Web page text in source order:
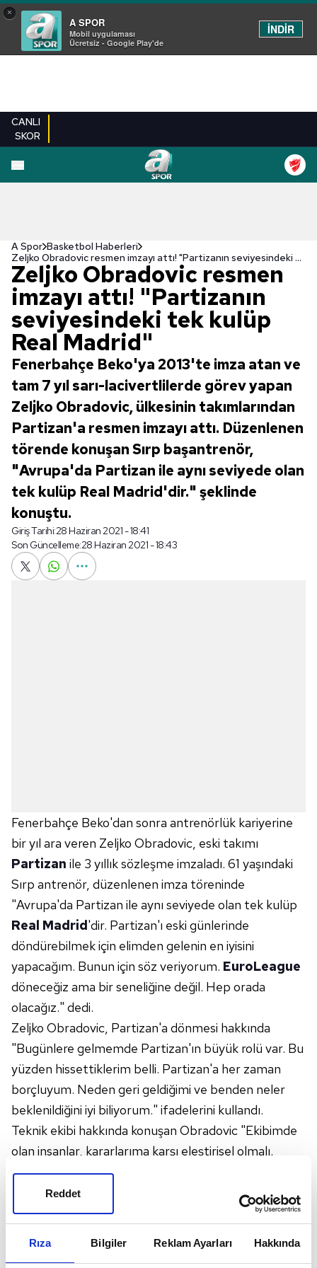
Rıza Bilgiler Reklam Ayarları Hakkında
Reddet
×
A SPOR
Mobil uygulaması
Ücretsiz - Google Play'de
İNDİR
CANLI
SKOR
A Spor Basketbol Haberleri
Zeljko Obradovic resmen imzayı attı! "Partizanın seviyesindeki tek kulüp Real Madrid"
Zeljko Obradovic resmen
imzayı attı! "Partizanın
seviyesindeki tek kulüp
Real Madrid"
Fenerbahçe Beko'ya 2013'te imza atan ve
tam 7 yıl sarı-lacivertlilerde görev yapan
Zeljko Obradovic, ülkesinin takımlarından
Partizan'a resmen imzayı attı. Düzenlenen
törende konuşan Sırp başantrenör,
"Avrupa'da Partizan ile aynı seviyede olan
tek kulüp Real Madrid'dir." şeklinde
konuştu.
Giriş Tarihi:28 Haziran 2021 - 18:41
Son Güncelleme:28 Haziran 2021 - 18:43
Fenerbahçe Beko'dan sonra antrenörlük kariyerine
bir yıl ara veren Zeljko Obradovic, eski takımı
Partizan ile 3 yıllık sözleşme imzaladı. 61 yaşındaki
Sırp antrenör, düzenlenen imza töreninde
"Avrupa'da Partizan ile aynı seviyede olan tek kulüp
Real Madrid'dir. Partizan'ı eski günlerinde
döndürebilmek için elimden gelenin en iyisini
yapacağım. Bunun için söz veriyorum. EuroLeague
döneceğiz ama bir seneliğine değil. Hep orada
olacağız." dedi.
Zeljko Obradovic, Partizan'a dönmesi hakkında
"Bugünlere gelmemde Partizan'ın büyük rolü var. Bu
yüzden hissettiklerim belli. Partizan'a her zaman
borçluyum. Neden geri geldiğimi ve benden neler
beklenildiğini iyi biliyorum." ifadelerini kullandı.
Teknik ekibi hakkında konuşan Obradovic "Ekibimde
olan insanlar, kararlarıma karşı eleştirisel olmalı.
Sadece başını sallayacak, beni onaylayacak bir ekip
istemiyorum. Son karar benim ama tartışmalıyız.
Profesyonel bir yapı ile devam etmeliyiz." ifadelerini
Obradovic ayrıca "Genç oyunculara şans vermeliyiz.